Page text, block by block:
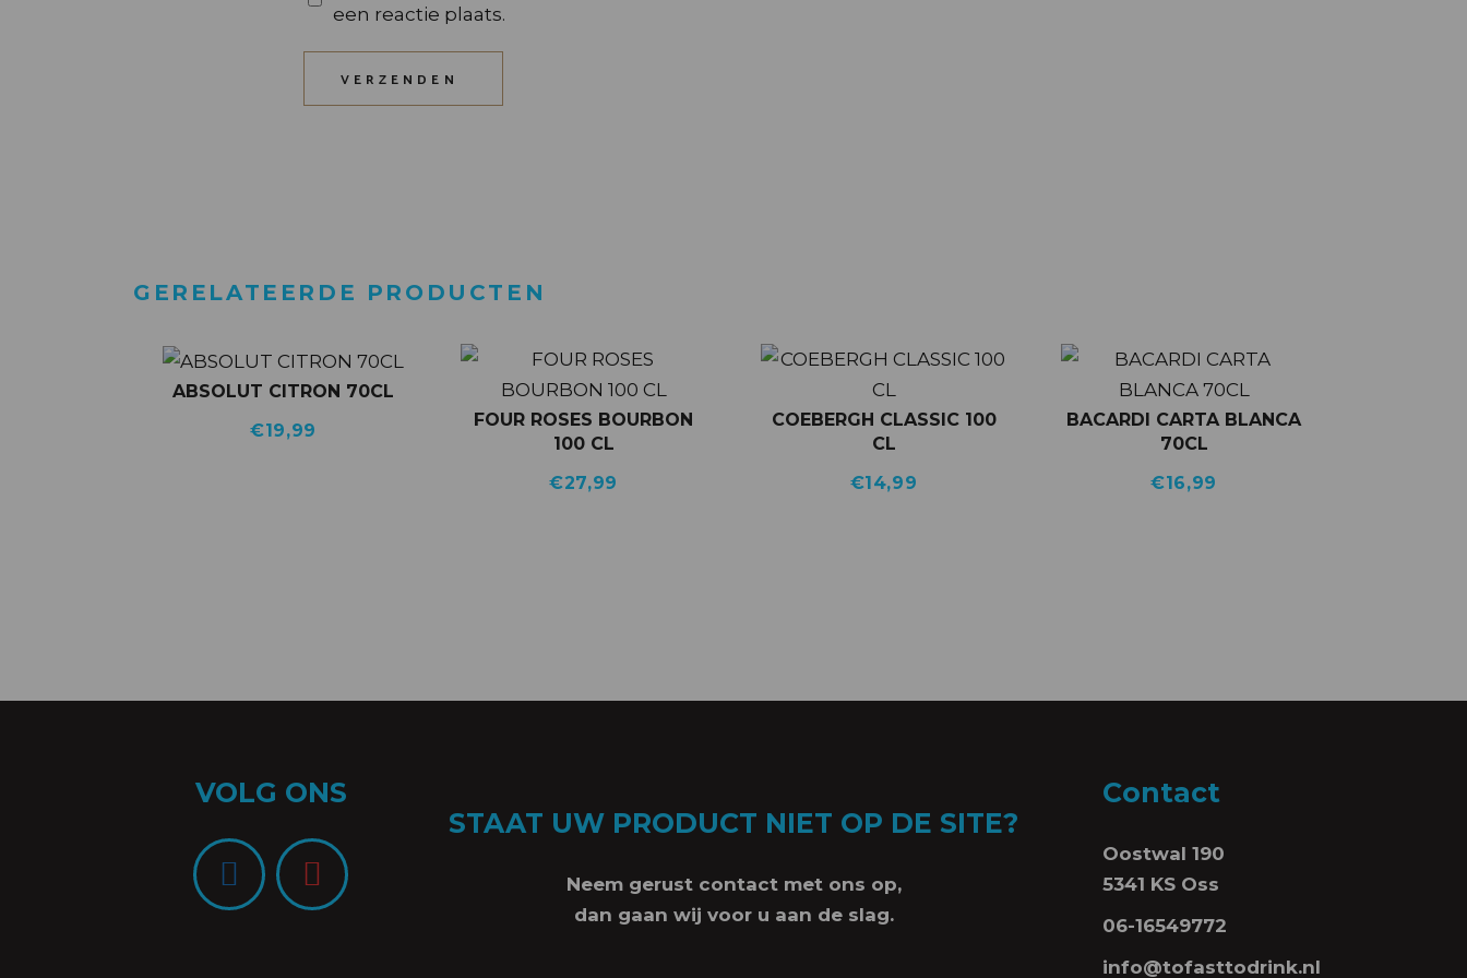
een reactie plaats.
VERZENDEN
GERELATEERDE PRODUCTEN
ABSOLUT CITRON 70CL
€19,99
FOUR ROSES BOURBON
100 CL
€27,99
COEBERGH CLASSIC 100
CL
€14,99
BACARDI CARTA BLANCA
70CL
€16,99
VOLG ONS
STAAT UW PRODUCT NIET OP DE SITE?
Neem gerust contact met ons op,
dan gaan wij voor u aan de slag.
Contact
Oostwal 190
5341 KS Oss
06-16549772
info@tofasttodrink.nl